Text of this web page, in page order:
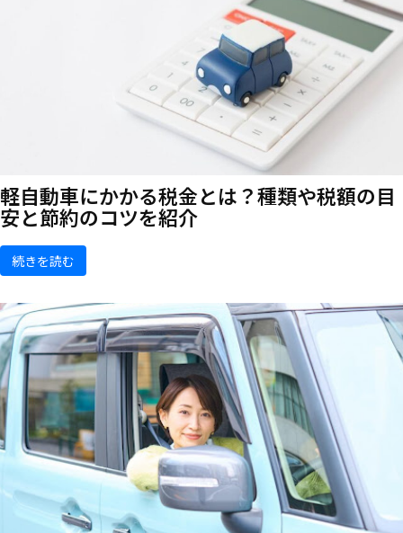
軽自動車にかかる税金とは？種類や税額の目
安と節約のコツを紹介
続きを読む